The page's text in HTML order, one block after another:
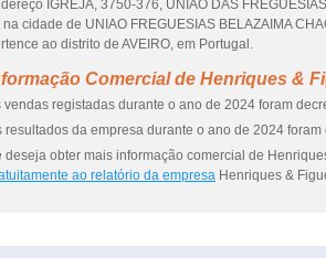
IGREJA, 3750-376, UNIÃO DAS
na cidade de UNIAO FREGUESIAS BELAZAIMA
ao distrito de AVEIRO, em Portugal.
Comercial de Henriques &
vendas registadas durante o ano de 2024 foram
resultados da empresa durante o ano de 2024
deseja obter mais informação comercial de
ao relatório da empresa Henriques &